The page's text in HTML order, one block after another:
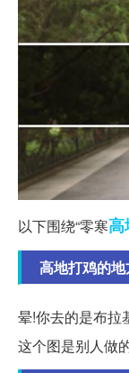
以下围绕“零寒高
高地打鸡的
晕!你去的是布
这个图是别人做